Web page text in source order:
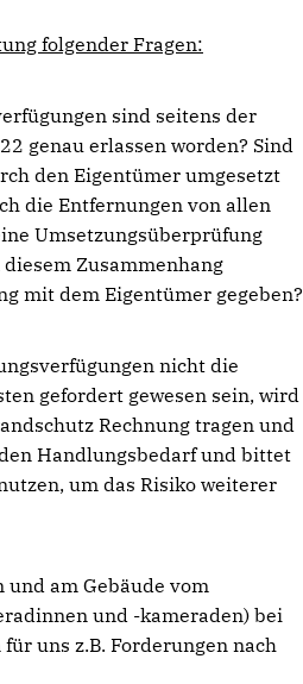
folgender Fragen:
sind seitens der
genau erlassen worden? Sind
den Eigentümer umgesetzt
die Entfernungen von allen
Umsetzungsüberprüfung
Zusammenhang
mit dem Eigentümer gegeben?
nicht die
gefordert gewesen sein, wird
Rechnung tragen und
Handlungsbedarf und bittet
um das Risiko weiterer
am Gebäude vom
und -kameraden) bei
uns z.B. Forderungen nach